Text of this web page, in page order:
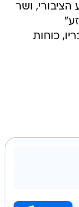
ושר
כוחות